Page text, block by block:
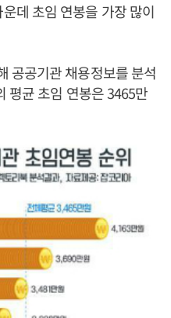
데 초임 연봉을 가장 많이
공공기관 채용정보를 분석
평균 초임 연봉은 3465만